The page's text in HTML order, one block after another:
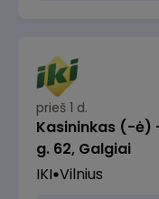
prieš 1 d.
Kasininkas (-
g. 62, Galgiai
IKI Vilnius